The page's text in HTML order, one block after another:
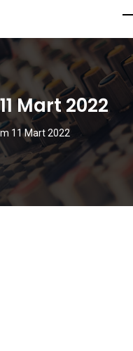
Mart 2022
11 Mart 2022